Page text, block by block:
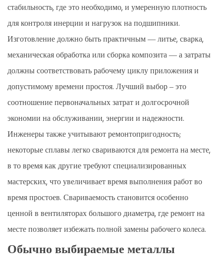
стабильность, где это необходимо, и умеренную плотность
для контроля инерции и нагрузок на подшипники.
Изготовление должно быть практичным — литье, сварка,
механическая обработка или сборка композита — а затраты
должны соответствовать рабочему циклу приложения и
допустимому времени простоя. Лучший выбор – это
соотношение первоначальных затрат и долгосрочной
экономии на обслуживании, энергии и надежности.
Инженеры также учитывают ремонтопригодность;
некоторые сплавы легко свариваются для ремонта на месте,
в то время как другие требуют специализированных
мастерских, что увеличивает время выполнения работ во
время простоев. Свариваемость становится особенно
ценной в вентиляторах большого диаметра, где ремонт на
месте позволяет избежать полной замены рабочего колеса.
Обычно выбираемые металлы